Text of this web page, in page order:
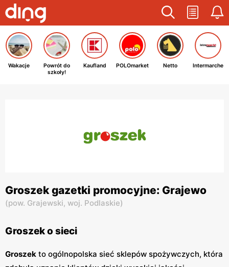
Wakacje
Powrót do
szkoły!
Kaufland POLOmarket Netto Intermarche
Groszek gazetki promocyjne: Grajewo
(pow. Grajewski, woj. Podlaskie)
Groszek o sieci
Groszek to ogólnopolska sieć sklepów spożywczych, która